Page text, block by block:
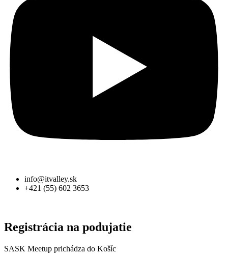
info@itvalley.sk
+421 (55) 602 3653
Registrácia na podujatie
SASK Meetup prichádza do Košíc